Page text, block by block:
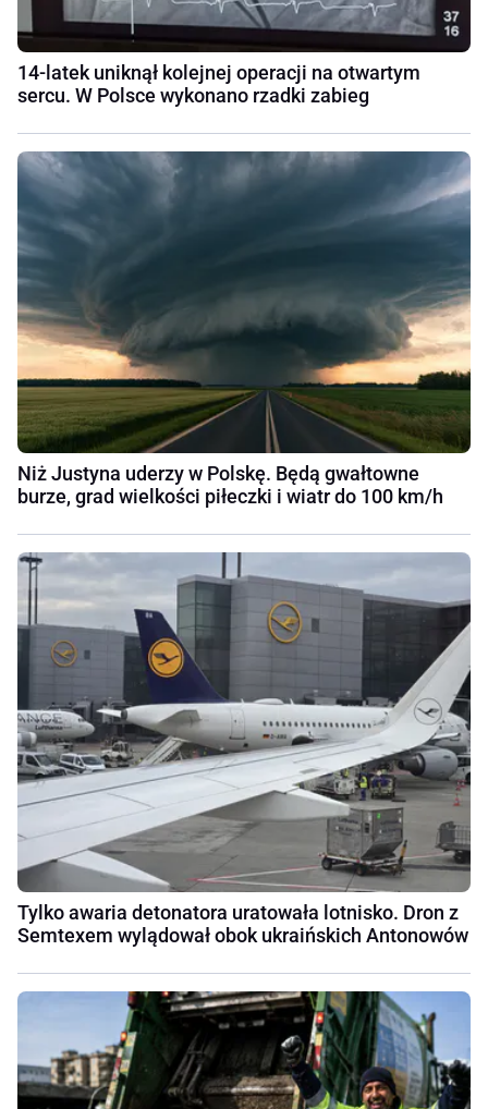
14-latek uniknął kolejnej operacji na otwartym
sercu. W Polsce wykonano rzadki zabieg
Niż Justyna uderzy w Polskę. Będą gwałtowne
burze, grad wielkości piłeczki i wiatr do 100 km/h
Tylko awaria detonatora uratowała lotnisko. Dron z
Semtexem wylądował obok ukraińskich Antonowów